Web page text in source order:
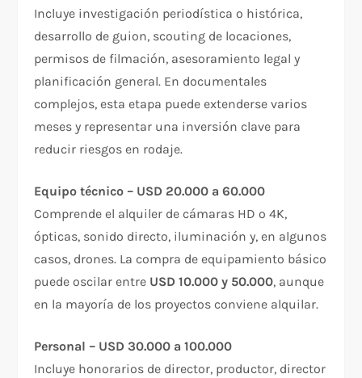
Incluye investigación periodística o histórica,
desarrollo de guion, scouting de locaciones,
permisos de filmación, asesoramiento legal y
planificación general. En documentales
complejos, esta etapa puede extenderse varios
meses y representar una inversión clave para
reducir riesgos en rodaje.
Equipo técnico – USD 20.000 a 60.000
Comprende el alquiler de cámaras HD o 4K,
ópticas, sonido directo, iluminación y, en algunos
casos, drones. La compra de equipamiento básico
puede oscilar entre USD 10.000 y 50.000, aunque
en la mayoría de los proyectos conviene alquilar.
Personal – USD 30.000 a 100.000
Incluye honorarios de director, productor, director